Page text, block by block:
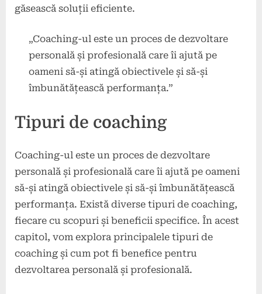
găsească soluții eficiente.
„Coaching-ul este un proces de dezvoltare
personală și profesională care îi ajută pe
oameni să-și atingă obiectivele și să-și
îmbunătățească performanța.”
Tipuri de coaching
Coaching-ul este un proces de dezvoltare
personală și profesională care îi ajută pe oameni
să-și atingă obiectivele și să-și îmbunătățească
performanța. Există diverse tipuri de coaching,
fiecare cu scopuri și beneficii specifice. În acest
capitol, vom explora principalele tipuri de
coaching și cum pot fi benefice pentru
dezvoltarea personală și profesională.